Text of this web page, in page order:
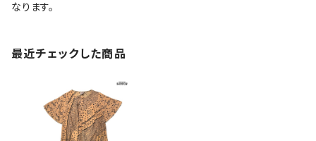
なります。
最近チェックした商品